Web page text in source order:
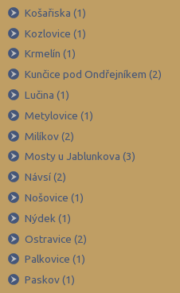
Jihlava (94)
Jindřichův Hradec (76)
Karlovy Vary (93)
Karviná (145)
Kladno (129)
Klatovy (69)
Kroměříž (96)
Kutná Hora (66)
Liberec (138)
Litoměřice (104)
Košařiska (1)
Kozlovice (1)
Krmelín (1)
Kunčice pod Ondřejníkem (2)
Lučina (1)
Metylovice (1)
Milíkov (2)
Mosty u Jablunkova (3)
Návsí (2)
Nošovice (1)
Nýdek (1)
Ostravice (2)
Palkovice (1)
Paskov (1)